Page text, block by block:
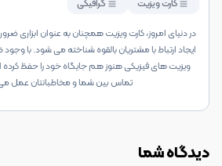
کارت ویزیت گرافیکی
در دنیای امروز، کارت ویزیت همچنان به عنوان ابزاری
ایجاد ارتباط با مشتریان بالقوه شناخته می شود. با وجود
ویزیت های فیزیکی هنوز هم جایگاه خود را حفظ کرده
تماس بین شما و مخاطبانتان عمل
دیدگاه شما